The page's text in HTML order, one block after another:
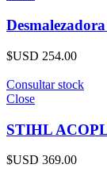
$USD 254.00
Consultar stock
Close
STIHL
$USD 369.00